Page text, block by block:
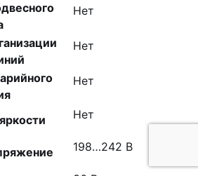
Нет
Нет
Нет
Нет
198…242 В